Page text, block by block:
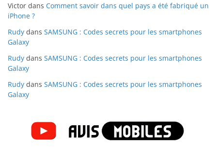
Victor dans Comment savoir dans quel pays a été fabriqué un
iPhone ?
Rudy dans SAMSUNG : Codes secrets pour les smartphones
Galaxy
Rudy dans SAMSUNG : Codes secrets pour les smartphones
Galaxy
Rudy dans SAMSUNG : Codes secrets pour les smartphones
Galaxy